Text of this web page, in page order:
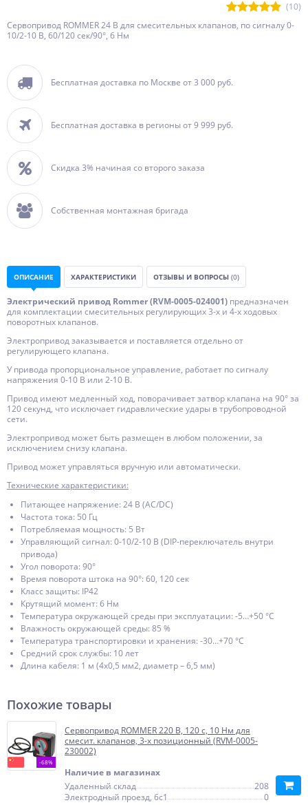
(10)
Сервопривод ROMMER 24 В для смесительных клапанов, по сигналу 0-
10/2-10 В, 60/120 сек/90°, 6 Нм
Бесплатная доставка по Москве от 3 000 руб.
Бесплатная доставка в регионы от 9 999 руб.
Скидка 3% начиная со второго заказа
Собственная монтажная бригада
ОПИСАНИЕ ХАРАКТЕРИСТИКИ ОТЗЫВЫ И ВОПРОСЫ (0)
Электрический привод Rommer (RVM-0005-024001) предназначен
для комплектации смесительных регулирующих 3-х и 4-х ходовых
поворотных клапанов.
Электропривод заказывается и поставляется отдельно от
регулирующего клапана.
У привода пропорциональное управление, работает по сигналу
напряжения 0-10 В или 2-10 В.
Привод имеют медленный ход, поворачивает затвор клапана на 90° за
120 секунд, что исключает гидравлические удары в трубопроводной
сети.
Электропривод может быть размещен в любом положении, за
исключением снизу клапана.
Привод может управляться вручную или автоматически.
Технические характеристики:
Питающее напряжение: 24 В (АС/DC)
Частота тока: 50 Гц
Потребляемая мощность: 5 Вт
Управляющий сигнал: 0-10/2-10 В (DIP-переключатель внутри
привода)
Угол поворота: 90°
Время поворота штока на 90°: 60, 120 сек
Класс защиты: IP42
Крутящий момент: 6 Нм
Температура окружающей среды при эксплуатации: -5…+50 °С
Влажность окружающей среды: 85 %
Температура транспортировки и хранения: -30…+70 °С
Средний срок службы: 10 лет
Длина кабеля: 1 м (4x0,5 мм2, диаметр – 6,5 мм)
Похожие товары
-68%
Сервопривод ROMMER 220 В, 120 с, 10 Нм для
смесит. клапанов, 3-х позиционный (RVM-0005-
230002)
Наличие в магазинах
Удаленный склад
208
Электродный проезд, 6с1
0